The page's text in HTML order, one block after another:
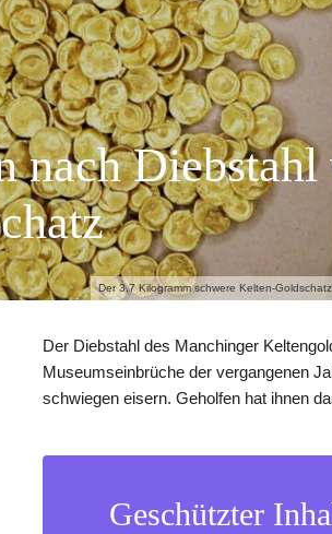
Der 3,7 Kilogramm schwere Kelten-
nach Diebstahl
Der Diebstahl des Manchinger
Museumseinbrüche der vergangenen
schwiegen eisern. Geholfen hat ihnen
Geschützter